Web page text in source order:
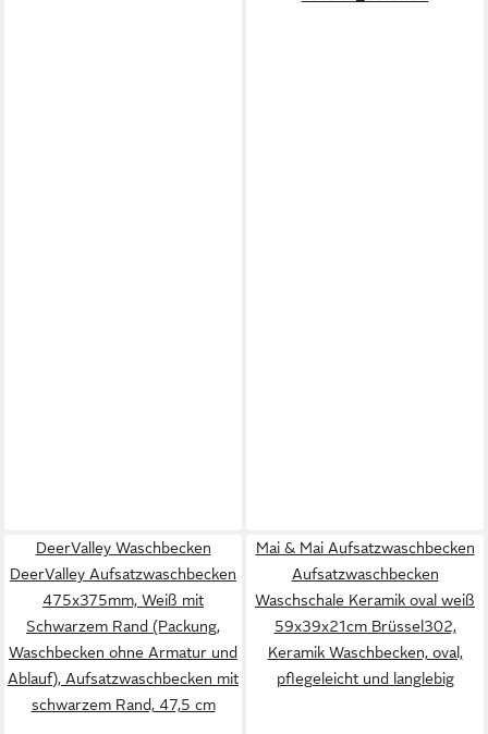
DeerValley Waschbecken
DeerValley Aufsatzwaschbecken
475x375mm, Weiß mit
Schwarzem Rand (Packung,
Waschbecken ohne Armatur und
Ablauf), Aufsatzwaschbecken mit
schwarzem Rand, 47,5 cm
Mai & Mai Aufsatzwaschbecken
Aufsatzwaschbecken
Waschschale Keramik oval weiß
59x39x21cm Brüssel302,
Keramik Waschbecken, oval,
pflegeleicht und langlebig